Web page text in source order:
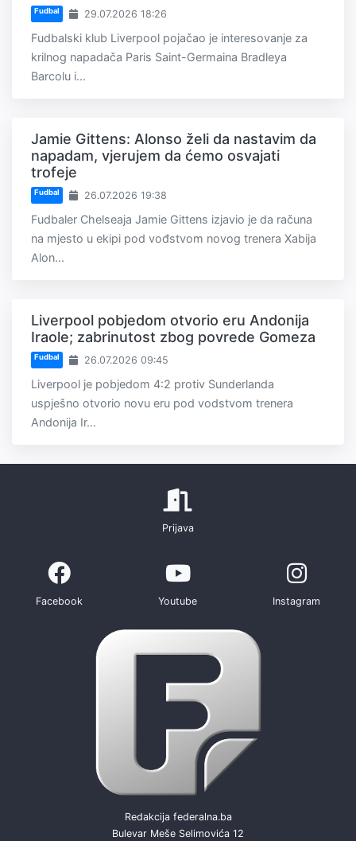
Fudbal 29.07.2026 18:26
Fudbalski klub Liverpool pojačao je interesovanje za
krilnog napadača Paris Saint-Germaina Bradleya
Barcolu i...
Jamie Gittens: Alonso želi da nastavim da
napadam, vjerujem da ćemo osvajati
trofeje
Fudbal 26.07.2026 19:38
Fudbaler Chelseaja Jamie Gittens izjavio je da računa
na mjesto u ekipi pod vođstvom novog trenera Xabija
Alon...
Liverpool pobjedom otvorio eru Andonija
Iraole; zabrinutost zbog povrede Gomeza
Fudbal 26.07.2026 09:45
Liverpool je pobjedom 4:2 protiv Sunderlanda
uspješno otvorio novu eru pod vodstvom trenera
Andonija Ir...
Prijava
Facebook Youtube Instagram
Redakcija federalna.ba
Bulevar Meše Selimovića 12